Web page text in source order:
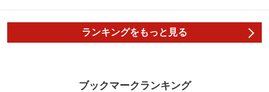
ランキングをもっと見る
ブックマークランキング